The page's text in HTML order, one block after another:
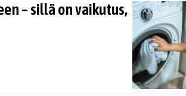
– sillä on vaikutus,